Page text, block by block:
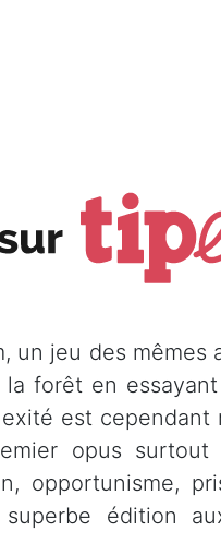
un jeu des mêmes
forêt en
est cependant
opus
opportunisme,
édition